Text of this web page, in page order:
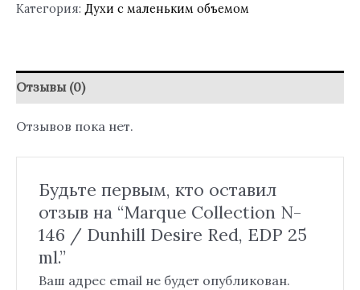
Категория: Духи с маленьким объемом
Отзывы (0)
Отзывов пока нет.
Будьте первым, кто оставил
отзыв на “Marque Collection N-
146 / Dunhill Desire Red, EDP 25
ml.”
Ваш адрес email не будет опубликован.